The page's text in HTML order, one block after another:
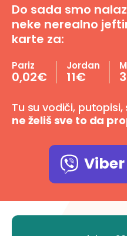
Do sada smo
neke nerealno
karte za:
Pariz
0,02€
Jordan
11€
Tu su vodiči,
ne želiš sve to da